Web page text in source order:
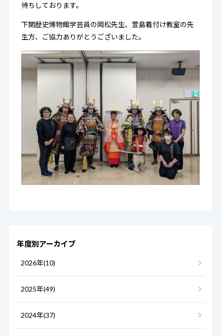
待ちしております。
下関歴史博物館学芸員の岡松先生、萱島着付け教室の先
生方、ご協力ありがとうございました。
年度別アーカイブ
2026年(10)
2025年(49)
2024年(37)